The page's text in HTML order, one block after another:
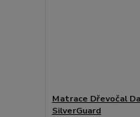
Matrace Dřevočal
SilverGuard